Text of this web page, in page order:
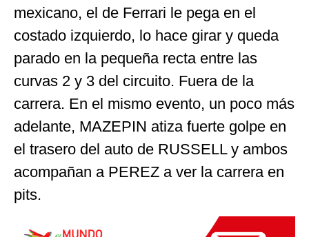
mexicano, el de Ferrari le pega en el
costado izquierdo, lo hace girar y queda
parado en la pequeña recta entre las
curvas 2 y 3 del circuito. Fuera de la
carrera. En el mismo evento, un poco más
adelante, MAZEPIN atiza fuerte golpe en
el trasero del auto de RUSSELL y ambos
acompañan a PEREZ a ver la carrera en
pits.